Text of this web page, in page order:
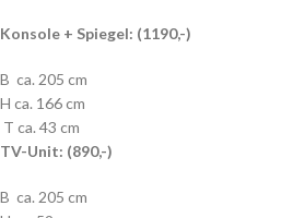
Konsole + Spiegel: (1190,-)
B ca. 205 cm
H ca. 166 cm
T ca. 43 cm
TV-Unit: (890,-)
B ca. 205 cm